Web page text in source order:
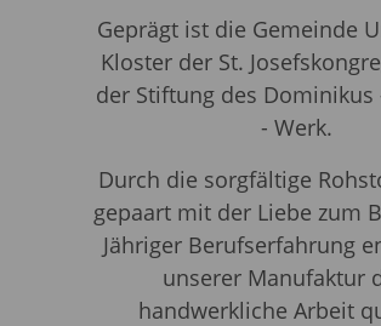
Geprägt ist die Gemeinde
Kloster der St.
der Stiftung des Dominikus
- Werk.
Durch die sorgfältige
gepaart mit der Liebe zum
Jähriger Berufserfahrung
unserer Manufaktur
handwerkliche Arbeit